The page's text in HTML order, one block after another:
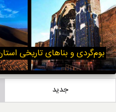
بوم‌گردی و بناهای تاریخی
جدید